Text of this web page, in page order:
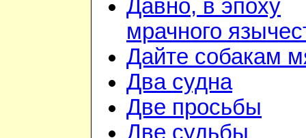
Давно, в эпоху
мрачного
Дайте собакам
Два судна
Две просьбы
Две судьбы